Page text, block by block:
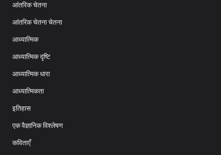
आंतरिक चेतना
आंतरिक चेतना चेतना
आध्यात्मिक
आध्यात्मिक दृष्टि
आध्यात्मिक धारा
आध्यात्मिकता
इतिहास
एक वैज्ञानिक विश्लेषण
कविताएँ